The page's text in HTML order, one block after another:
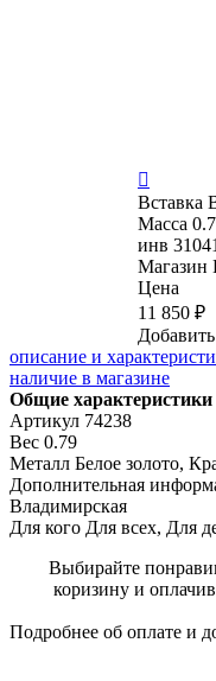

Вставка
Масса
инв
Магазин
Цена
11 850 ₽
описание и
наличие в магазине
Общие характеристики
Артикул 74238
Вес 0.79
Металл Белое золото,
Дополнительная
Владимирская
Для кого Для всех, Для
Выбирайте
коризину и
Подробнее об оплате и